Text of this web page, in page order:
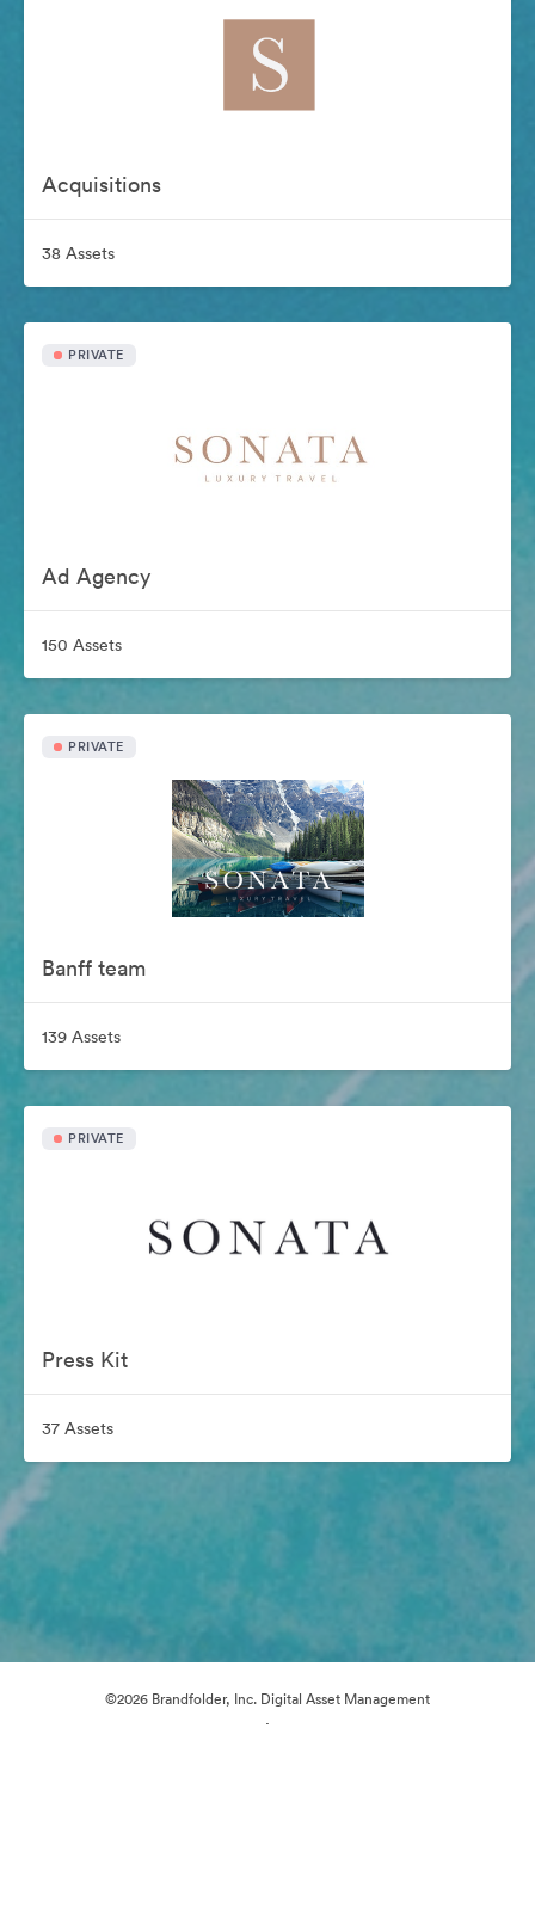
Acquisitions
38 Assets
PRIVATE
Ad Agency
150 Assets
PRIVATE
Banff team
139 Assets
PRIVATE
Press Kit
37 Assets
©2026 Brandfolder, Inc. Digital Asset Management
·